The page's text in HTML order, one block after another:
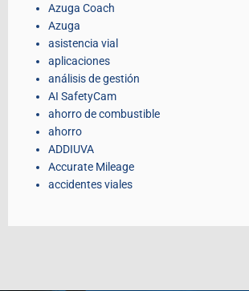
Azuga Coach
Azuga
asistencia vial
aplicaciones
análisis de gestión
AI SafetyCam
ahorro de combustible
ahorro
ADDIUVA
Accurate Mileage
accidentes viales